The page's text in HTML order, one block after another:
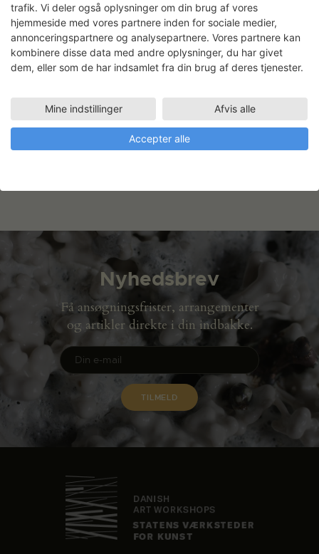
I 2009 arbejdede Veronica Hodges med
et projekt, der udmundede i 7 skulpturelle
kostumer. De syv transparente kjoler blev
til på tekstilværkstedet på Statens
Værksteder for Kunst og var udført i
processen arbejdede designeren med
tryk, indfarvning samt modellering med
saltvandsblanding og…Læs mere
Nyhedsbrev
Få ansøgningsfrister, arrangementer
og artikler direkte i din indbakke.
trafik. Vi deler også oplysninger om din brug af vores
hjemmeside med vores partnere inden for sociale medier,
annonceringspartnere og analysepartnere. Vores partnere kan
kombinere disse data med andre oplysninger, du har givet
dem, eller som de har indsamlet fra din brug af deres tjenester.
Mine indstillinger Afvis alle
Accepter alle